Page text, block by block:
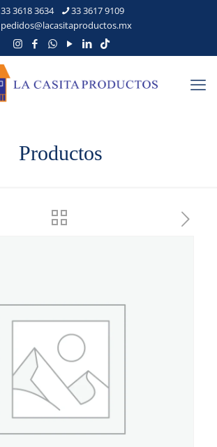
33 3618 3634
33 3617 9109
pedidos@lacasitaproductos.mx
Productos